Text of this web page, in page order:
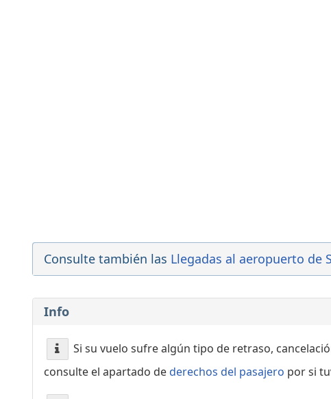
Ryanair
Transavia.com
Consulte también las Llegadas al aeropuerto de
Info
Si su vuelo sufre algún tipo de retraso,
consulte el apartado dederechos del pasajero por si